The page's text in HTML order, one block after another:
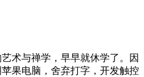
术与禅学，早早就休学了。因
果电脑，舍弃打字，开发触控